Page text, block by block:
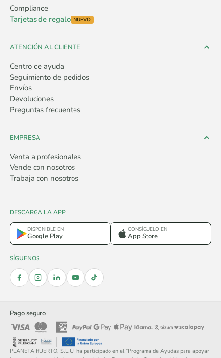
Compliance
Tarjetas de regalo NUEVO
ATENCIÓN AL CLIENTE
Centro de ayuda
Seguimiento de pedidos
Envíos
Devoluciones
Preguntas frecuentes
EMPRESA
Venta a profesionales
Vende con nosotros
Trabaja con nosotros
DESCARGA LA APP
DISPONIBLE EN
Google Play
CONSÍGUELO EN
App Store
SÍGUENOS
Pago seguro
PLANETA HUERTO, S.L.U. ha participado en el “Programa de Ayudas para apoyar